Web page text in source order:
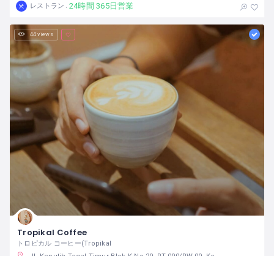
レストラン 24時間 365日営業
44 views
Tropikal Coffee
トロピカル コーヒー(Tropikal